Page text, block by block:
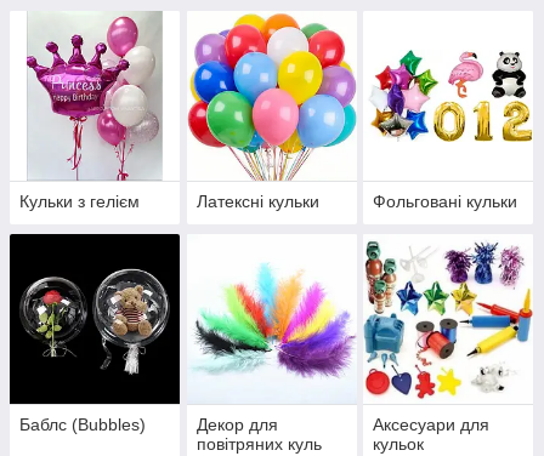
Кульки з гелієм Латексні кульки Фольговані кульки
Баблс (Bubbles)
Декор для
повітряних куль
Аксесуари для
кульок